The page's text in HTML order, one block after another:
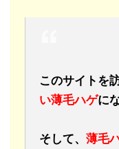
このサイトを
い薄毛ハゲに
そして、 薄毛